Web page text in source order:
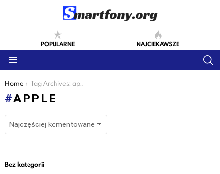
POPULARNE NAJCIEKAWSZE
You are here:
Home Tag Archives: apple
APPLE
LATEST
Bez kategorii